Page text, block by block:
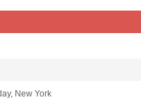
New York